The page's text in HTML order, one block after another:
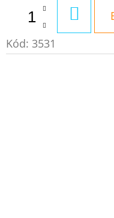
Kód: 3531